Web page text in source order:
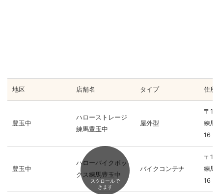
地区 店舗名 タイプ 住所
豊玉中
ハローストレージ
練馬豊玉中
屋外型
〒
練馬
16
豊玉中
ハローバイクボッ
クス練馬豊玉中
バイクコンテナ
〒
練馬
16
スクロールで
きます